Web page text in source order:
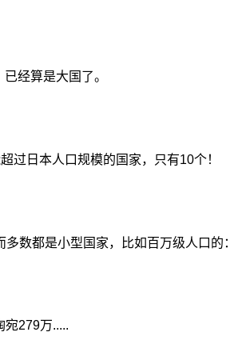
经算是大国了。
过日本人口规模的国家，只有10个！
数都是小型国家，比如百万级人口的：
宛279万.....